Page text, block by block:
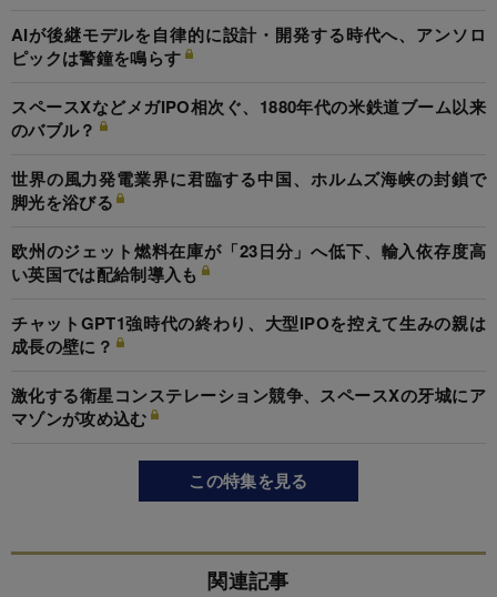
AIが後継モデルを自律的に設計・開発する時代へ、アンソロ
ピックは警鐘を鳴らす
スペースXなどメガIPO相次ぐ、1880年代の米鉄道ブーム以来
のバブル？
世界の風力発電業界に君臨する中国、ホルムズ海峡の封鎖で
脚光を浴びる
欧州のジェット燃料在庫が「23日分」へ低下、輸入依存度高
い英国では配給制導入も
チャットGPT1強時代の終わり、大型IPOを控えて生みの親は
成長の壁に？
激化する衛星コンステレーション競争、スペースXの牙城にア
マゾンが攻め込む
この特集を見る
関連記事